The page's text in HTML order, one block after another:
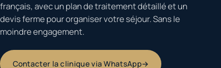
français, avec un plan de traitement détaillé et un
devis ferme pour organiser votre séjour. Sans le
moindre engagement.
Contacter la clinique via WhatsApp→